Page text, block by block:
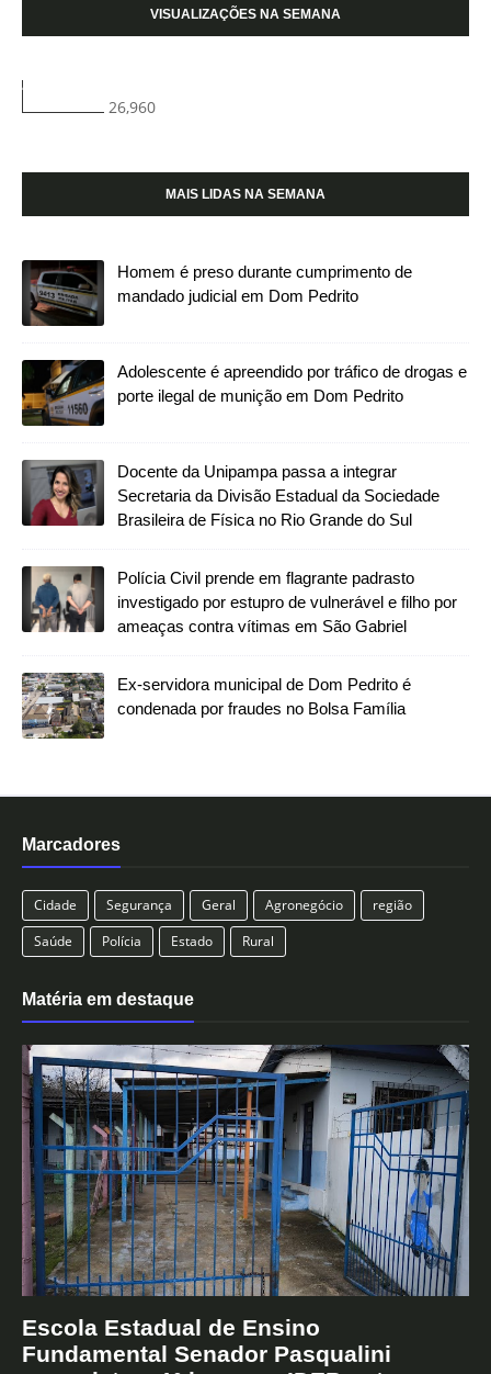
VISUALIZAÇÕES NA SEMANA
26,960
MAIS LIDAS NA SEMANA
Homem é preso durante cumprimento de
mandado judicial em Dom Pedrito
Adolescente é apreendido por tráfico de drogas e
porte ilegal de munição em Dom Pedrito
Docente da Unipampa passa a integrar
Secretaria da Divisão Estadual da Sociedade
Brasileira de Física no Rio Grande do Sul
Polícia Civil prende em flagrante padrasto
investigado por estupro de vulnerável e filho por
ameaças contra vítimas em São Gabriel
Ex-servidora municipal de Dom Pedrito é
condenada por fraudes no Bolsa Família
Marcadores
Cidade Segurança Geral Agronegócio
região
Saúde
Polícia Estado Rural
Matéria em destaque
Escola Estadual de Ensino
Fundamental Senador Pasqualini